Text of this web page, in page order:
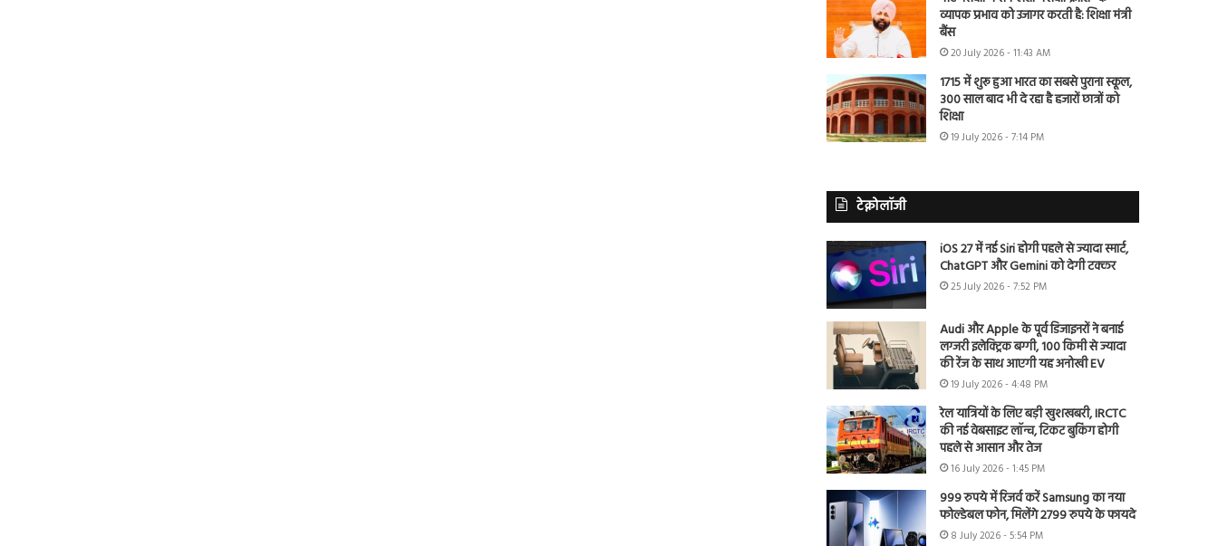
व्यापक प्रभाव को उजागर करती है: शिक्षा मंत्री
बैंस
20 July 2026 - 11:43 AM
1715 में शुरू हुआ भारत का सबसे पुराना स्कूल,
300 साल बाद भी दे रहा है हजारों छात्रों को
शिक्षा
19 July 2026 - 7:14 PM
टेक्नोलॉजी
iOS 27 में नई Siri होगी पहले से ज्यादा स्मार्ट,
ChatGPT और Gemini को देगी टक्कर
25 July 2026 - 7:52 PM
Audi और Apple के पूर्व डिजाइनरों ने बनाई
लग्जरी इलेक्ट्रिक बग्गी, 100 किमी से ज्यादा
की रेंज के साथ आएगी यह अनोखी EV
19 July 2026 - 4:48 PM
रेल यात्रियों के लिए बड़ी खुशखबरी, IRCTC
की नई वेबसाइट लॉन्च, टिकट बुकिंग होगी
पहले से आसान और तेज
16 July 2026 - 1:45 PM
999 रुपये में रिजर्व करें Samsung का नया
फोल्डेबल फोन, मिलेंगे 2799 रुपये के फायदे
8 July 2026 - 5:54 PM